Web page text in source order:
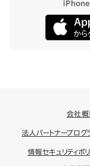
iPhone
会社概
法人パートナープログ
情報セキュリティポ